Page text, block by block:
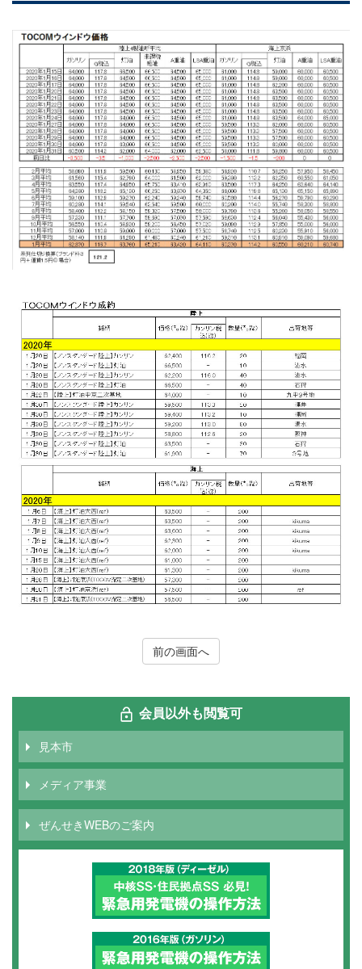
前の画面へ
会員以外も閲覧可
見本市
メディア事業
ぜんせきWEBのご案内